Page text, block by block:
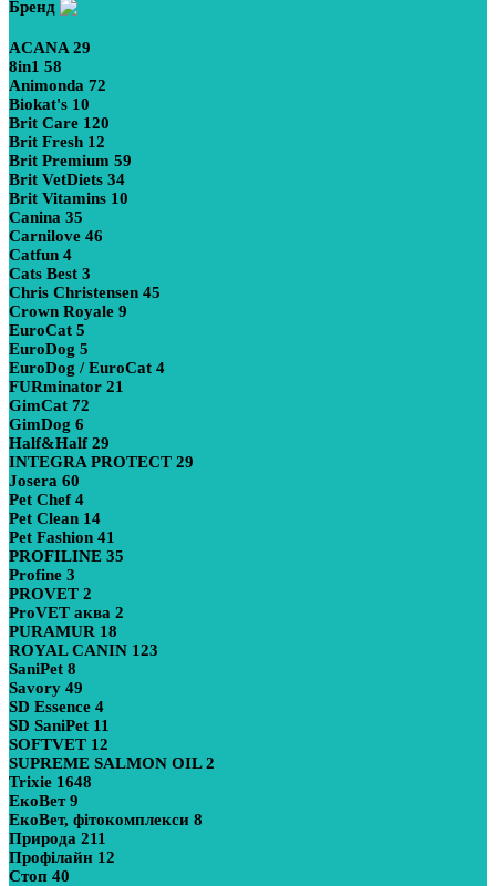
Бренд
ACANA 29
8in1 58
Animonda 72
Biokat's 10
Brit Care 120
Brit Fresh 12
Brit Premium 59
Brit VetDiets 34
Brit Vitamins 10
Canina 35
Carnilove 46
Catfun 4
Cats Best 3
Chris Christensen 45
Crown Royale 9
EuroCat 5
EuroDog 5
EuroDog / EuroCat 4
FURminator 21
GimCat 72
GimDog 6
Half&Half 29
INTEGRA PROTECT 29
Josera 60
Pet Chef 4
Pet Clean 14
Pet Fashion 41
PROFILINE 35
Profine 3
PROVET 2
ProVET аква 2
PURAMUR 18
ROYAL CANIN 123
SaniPet 8
Savory 49
SD Essence 4
SD SaniPet 11
SOFTVET 12
SUPREME SALMON OIL2
Trixie 1648
ЕкоВет9
ЕкоВет, фітокомплекси 8
Природа 211
Профілайн 12
Стоп 40